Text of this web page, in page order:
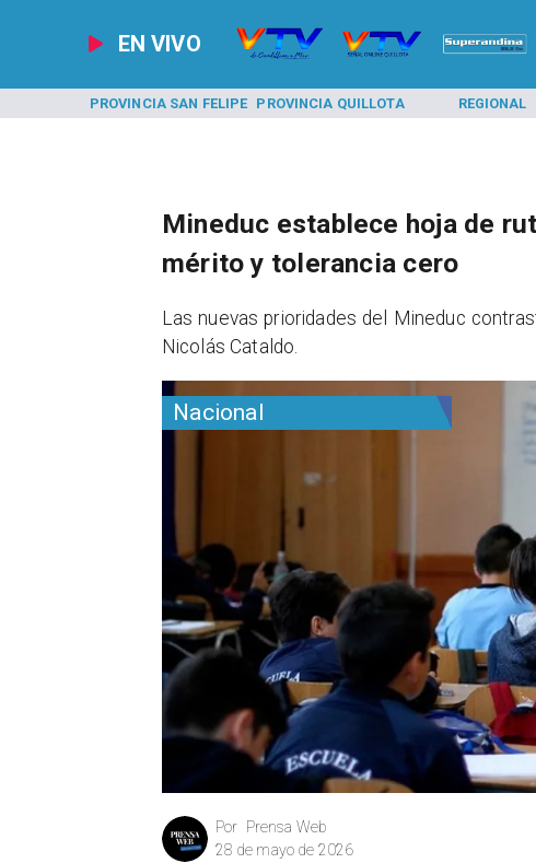
EN VIVO
PROVINCIA SAN FELIPE PROVINCIA QUILLOTA REGIONAL
Nacional
Prensa Web
Por
28 de mayo de 2026
Mineduc establece hoja de
mérito y tolerancia cero
Las nuevas prioridades del Mineduc
Nicolás Cataldo.